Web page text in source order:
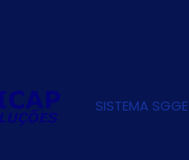
SISTEMA SGGE